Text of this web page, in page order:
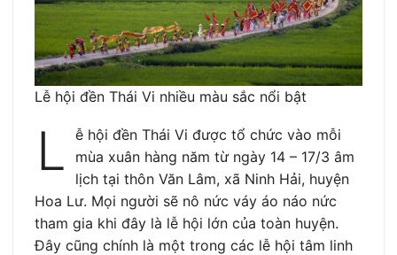
Lễ hội đền Thái Vi nhiều màu sắc nổi bật
L
ễ hội đền Thái Vi được tổ chức vào mỗi
mùa xuân hàng năm từ ngày 14 – 17/3 âm
lịch tại thôn Văn Lâm, xã Ninh Hải, huyện
Hoa Lư. Mọi người sẽ nô nức váy áo náo nức
tham gia khi đây là lễ hội lớn của toàn huyện.
Đây cũng chính là một trong các lễ hội tâm linh